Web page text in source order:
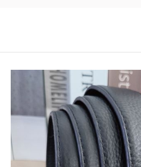
┕ 男仕 - 肩背包
┕ 男仕 - 胸背包
┕ 男仕 - 後背包
┕ 男仕 - 手拿包
┕ 男仕 - 平板/電腦/手提包
┕ 男仕 - 皮帶
┕ 女仕 - 後背包
┕ 女仕 - 手提包
┕ 女仕 - 手拿包
┕ 女仕 - 皮帶